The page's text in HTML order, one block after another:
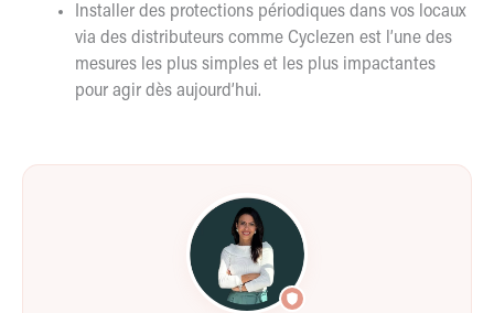
Installer des protections périodiques dans vos locaux
via des distributeurs comme Cyclezen est l’une des
mesures les plus simples et les plus impactantes
pour agir dès aujourd’hui.